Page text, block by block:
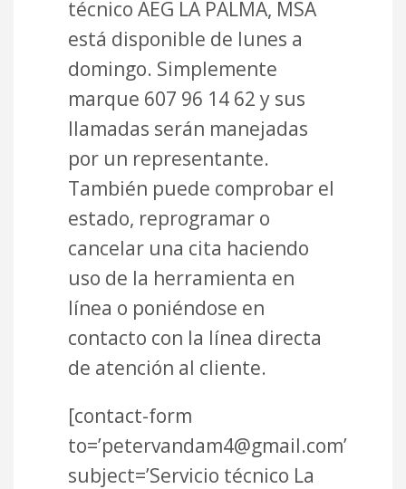
técnico AEG LA PALMA, MSA
está disponible de lunes a
domingo. Simplemente
marque 607 96 14 62 y sus
llamadas serán manejadas
por un representante.
También puede comprobar el
estado, reprogramar o
cancelar una cita haciendo
uso de la herramienta en
línea o poniéndose en
contacto con la línea directa
de atención al cliente.
[contact-form
to=’petervandam4@gmail.com’
subject=’Servicio técnico La